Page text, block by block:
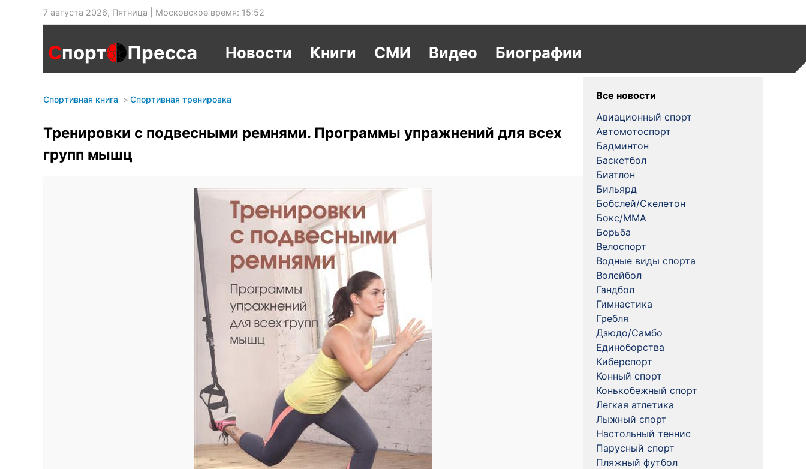
7 августа 2026, Пятница | Московское время: 15:52
Спорт Пресса Новости Книги СМИ Видео Биографии
Спортивная книга Спортивная тренировка
Тренировки с подвесными ремнями. Программы упражнений для всех
групп мышц
Все новости
Авиационный спорт
Автомотоспорт
Бадминтон
Баскетбол
Биатлон
Бильярд
Бобслей/Скелетон
Бокс/MMA
Борьба
Велоспорт
Водные виды спорта
Волейбол
Гандбол
Гимнастика
Гребля
Дзюдо/Самбо
Единоборства
Киберспорт
Конный спорт
Конькобежный спорт
Легкая атлетика
Лыжный спорт
Настольный теннис
Парусный спорт
Пляжный футбол